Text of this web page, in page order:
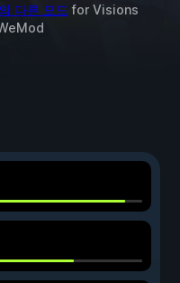
다른 모드 for Visions